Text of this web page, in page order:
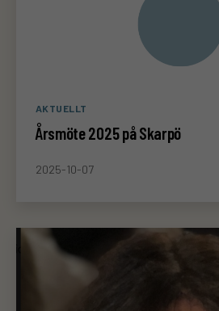
Kategorier
AKTUELLT
Årsmöte 2025 på Skarpö
2025-10-07